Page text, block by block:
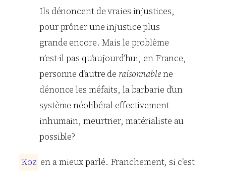
Ils dénoncent de vraies injustices,
pour prôner une injustice plus
grande encore. Mais le problème
n’est-il pas qu’aujourd’hui, en France,
personne d’autre de raisonnablene
dénonce les méfaits, la barbarie d’un
système néolibéral effectivement
inhumain, meurtrier, matérialiste au
possible?
Koz en a mieux parlé. Franchement, si c’est